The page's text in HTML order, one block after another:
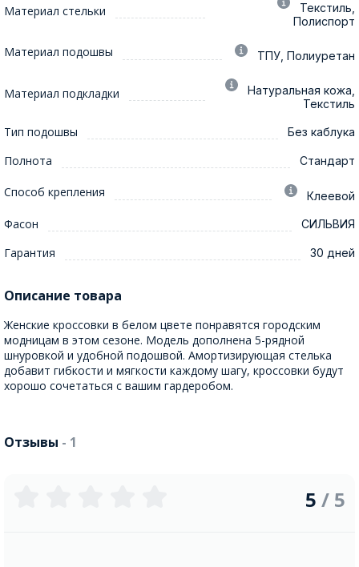
Материал стельки
Текстиль,
Полиспорт
Материал подошвы ТПУ, Полиуретан
Материал подкладки
Натуральная кожа,
Текстиль
Тип подошвы Без каблука
Полнота Стандарт
Способ крепления Клеевой
Фасон СИЛЬВИЯ
Гарантия 30 дней
Описание товара
Женские кроссовки в белом цвете понравятся городским
модницам в этом сезоне. Модель дополнена 5-рядной
шнуровкой и удобной подошвой. Амортизирующая стелька
добавит гибкости и мягкости каждому шагу, кроссовки будут
хорошо сочетаться с вашим гардеробом.
Отзывы - 1
5 / 5